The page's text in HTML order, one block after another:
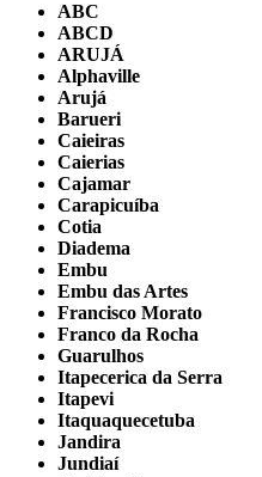
ABC
ABCD
ARUJÁ
Alphaville
Arujá
Barueri
Caieiras
Caierias
Cajamar
Carapicuíba
Cotia
Diadema
Embu
Embu das Artes
Francisco Morato
Franco da Rocha
Guarulhos
Itapecerica da Serra
Itapevi
Itaquaquecetuba
Jandira
Jundiaí